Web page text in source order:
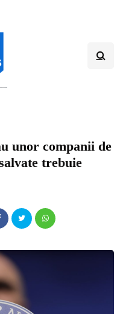
unor companii de
trebuie